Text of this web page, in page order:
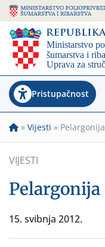
Pristupačnost
» Vijesti » Pelargonija
VIJESTI
Pelargonija
15. svibnja 2012.